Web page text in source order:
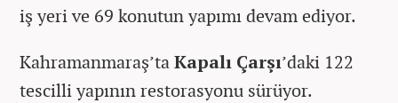
iş yeri ve 69 konutun yapımı devam ediyor.
Kahramanmaraş’taKapalı Çarşı’daki 122
tescilli yapının restorasyonu sürüyor.